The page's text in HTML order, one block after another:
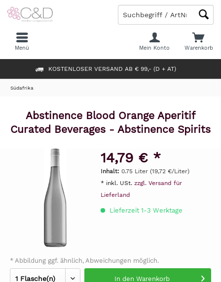
KOSTENLOSER VERSAND AB € 99,- (D + AT)
Warenkorb
Mein Konto
Menü
Südafrika
Abstinence Blood Orange Aperitif
Curated Beverages - Abstinence Spirits
14,79 € *
Inhalt: 0.75 Liter (19,72 €/Liter)
* inkl. USt. zzgl. Versand für
Lieferland
Lieferzeit 1-3 Werktage
* Abbildung ggf. ähnlich, Abweichungen möglich.
In den Warenkorb